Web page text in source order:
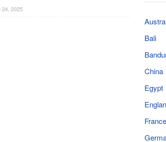
24, 2025
Bali
China
Egypt
France